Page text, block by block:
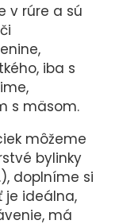
v rúre a sú
iba s
s mäsom.
môžeme
bylinky
doplníme si
je ideálna,
má